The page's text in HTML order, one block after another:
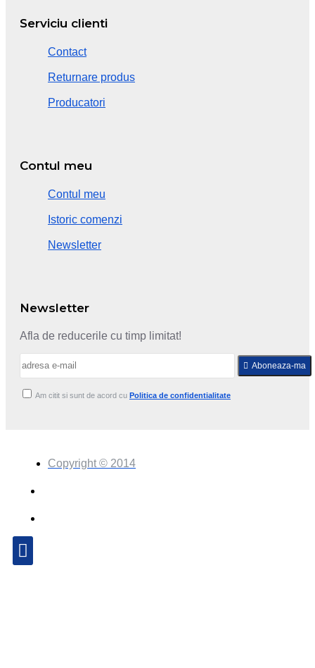
Serviciu clienti
Contact
Returnare produs
Producatori
Contul meu
Contul meu
Istoric comenzi
Newsletter
Newsletter
Afla de reducerile cu timp limitat!
Aboneaza-ma
Am citit si sunt de acord cu Politica de confidentialitate
Copyright © 2014